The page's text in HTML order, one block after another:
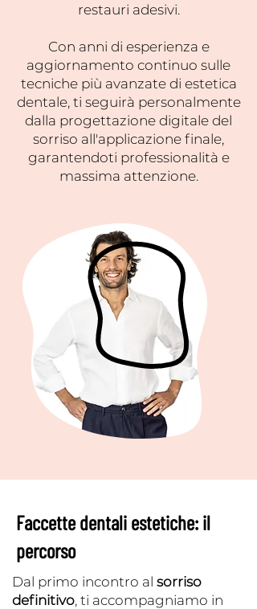
restauri adesivi.
Con anni di esperienza e
aggiornamento continuo sulle
tecniche più avanzate di estetica
dentale, ti seguirà personalmente
dalla progettazione digitale del
sorriso all'applicazione finale,
garantendoti professionalità e
massima attenzione.
Faccette dentali estetiche: il
percorso
Dal primo incontro al sorriso
definitivo, ti accompagniamo in